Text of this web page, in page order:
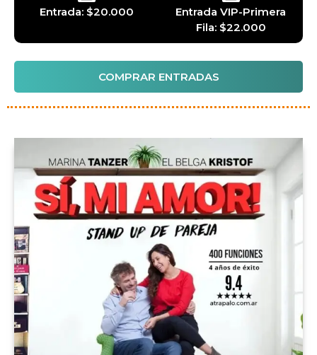
Entrada: $20.000
Entrada VIP-Primera
Fila: $22.000
COMPRAR ENTRADAS